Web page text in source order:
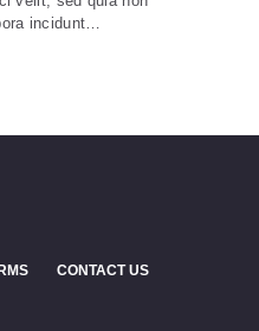
incidunt…
CONTACT US